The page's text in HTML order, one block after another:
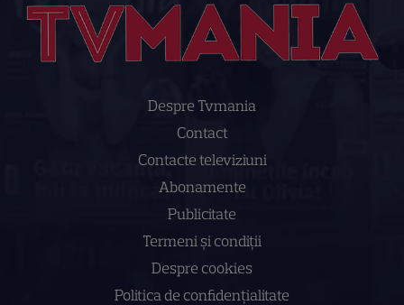
Despre Tvmania
Contact
Contacte televiziuni
Abonamente
Publicitate
Termeni și condiții
Despre cookies
Politica de confidenţialitate